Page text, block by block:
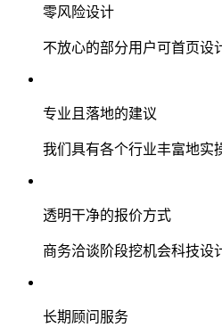
零风险设计
不放心的部分用户可首页设
专业且落地的建议
我们具有各个行业丰富地实
透明干净的报价方式
商务洽谈阶段挖机会科技设
长期顾问服务